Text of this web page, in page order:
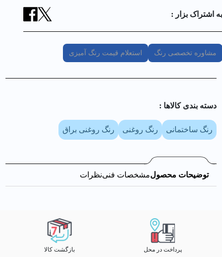
به اشتراک بزار :
مشاوره تخصصی رنگ استعلام قیمت رنگ آمیزی
دسته بندی کالا‌ها :
رنگ ساختمانی رنگ روغنی رنگ روغنی براق
توضیحات محصولمشخصات فنینظرات
پرداخت در محل بازگشت کالا